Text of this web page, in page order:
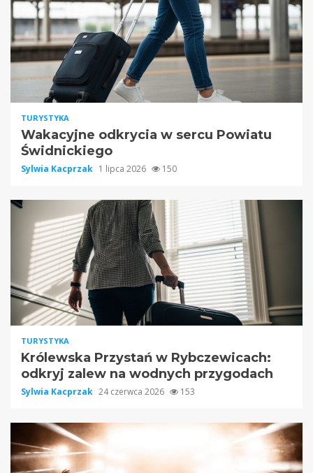
TURYSTYKA
Wakacyjne odkrycia w sercu Powiatu
Świdnickiego
Sylwia Kacprzak 1 lipca 2026 150
TURYSTYKA
Królewska Przystań w Rybczewicach:
odkryj zalew na wodnych przygodach
Sylwia Kacprzak 24 czerwca 2026 153